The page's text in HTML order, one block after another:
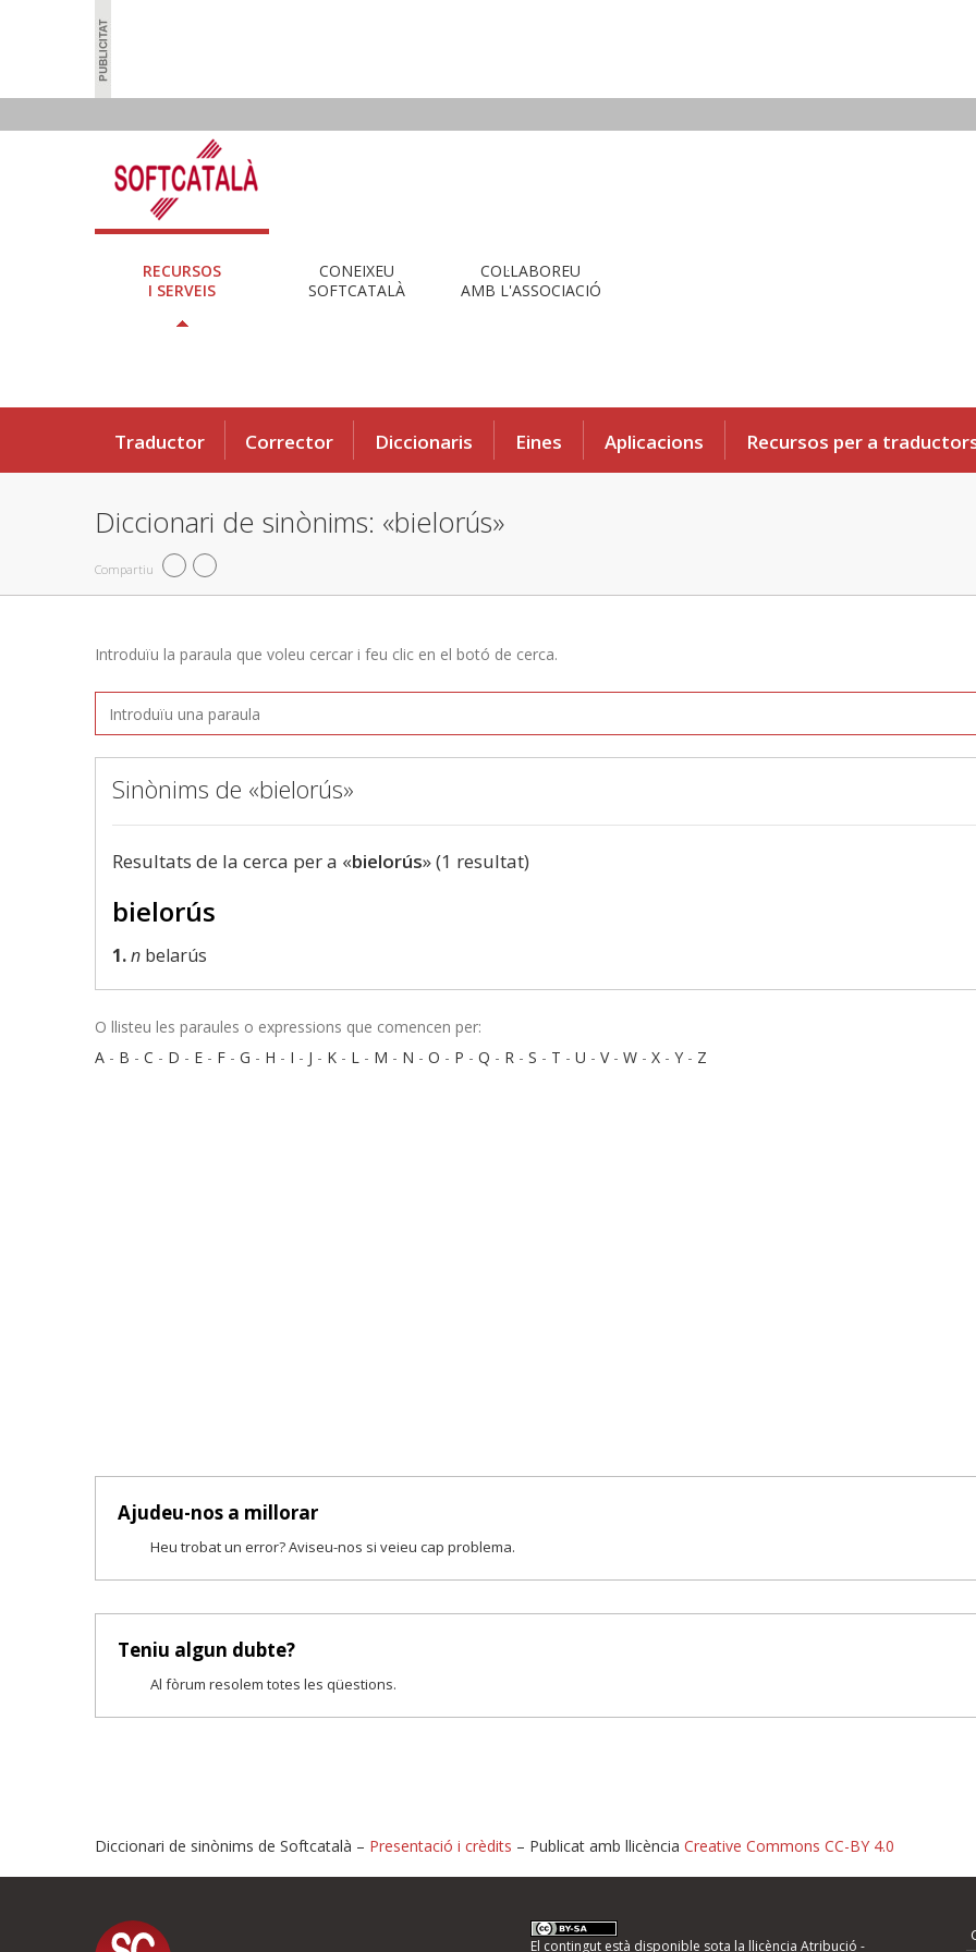
RECURSOS
I SERVEIS
CONEIXEU
SOFTCATALÀ
COL·LABOREU
AMB L'ASSOCIACIÓ
Traductor Corrector Diccionaris Eines Aplicacions Recursos per a
Diccionari de sinònims: «bielorús»
Compartiu
Introduïu la paraula que voleu cercar i feu clic en el botó de cerca.
Sinònims de «bielorús»
Resultats de la cerca per a «bielorús» (1 resultat)
bielorús
1.n belarús
O llisteu les paraules o expressions que comencen per:
A - B - C - D - E - F - G - H - I - J - K - L - M - N - O - P - Q - R - S - T - U - V- W - X - Y - Z
Ajudeu-nos a millorar
Heu trobat un error? Aviseu-nos si veieu cap problema.
Teniu algun dubte?
Al fòrum resolem totes les qüestions.
Proposeu-nos millores o informeu d'errors
Diccionari de sinònims de Softcatalà – Presentació i crèdits – Publicat amb llicència Creative Commons CC-BY 4.0
El contingut està disponible sota la llicència Atribució -